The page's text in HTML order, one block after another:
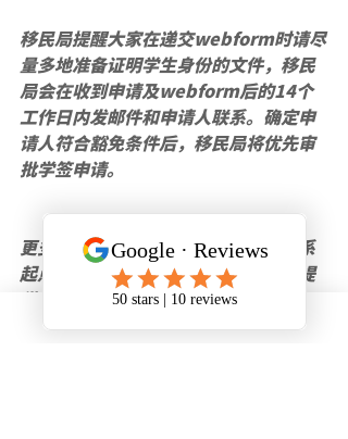
移民局提醒大家在递交webform时请尽
量多地准备证明学生身份的文件，移民
局会在收到申请及webform后的14个
工作日内发邮件和申请人联系。确定申
请人符合豁免条件后，移民局将优先审
批学签申请。
更多加拿大签证咨询和申请服务请联系
起点留学移民，我们将第一时间为您提
供帮助。